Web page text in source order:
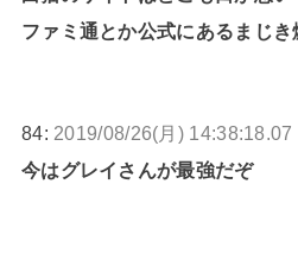
ファミ通とか公式にあるまじ
84: 2019/08/26(月) 14:38:18.07
今はグレイさんが最強だぞ